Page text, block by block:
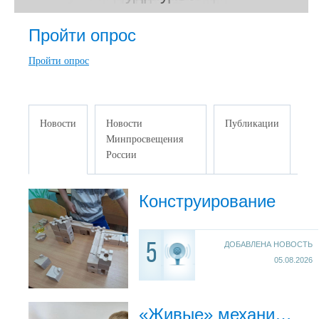
Пройти опрос
Пройти опрос
Новости
Новости
Минпросвещения
России
Публикации
Конструирование
5
ДОБАВЛЕНА НОВОСТЬ
05.08.2026
«Живые» механизмы